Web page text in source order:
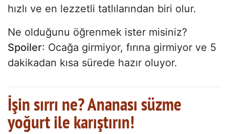
hızlı ve en lezzetli tatlılarından biri olur.
Ne olduğunu öğrenmek ister misiniz?
Spoiler: Ocağa girmiyor, fırına girmiyor ve 5
dakikadan kısa sürede hazır oluyor.
İşin sırrı ne? Ananası süzme
yoğurt ile karıştırın!